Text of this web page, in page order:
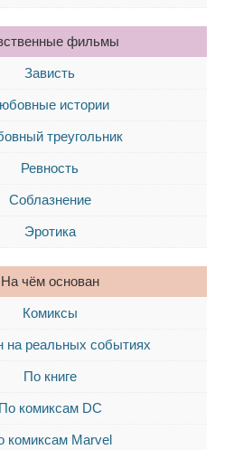
фильмы
Зависть
истории
треугольник
Ревность
Соблазнение
Эротика
На чём основан
Комиксы
на реальных событиях
По книге
По комиксам DC
комиксам Marvel